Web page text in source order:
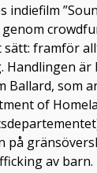
indiefilm
framför
är
Ballard, som
of
på
av